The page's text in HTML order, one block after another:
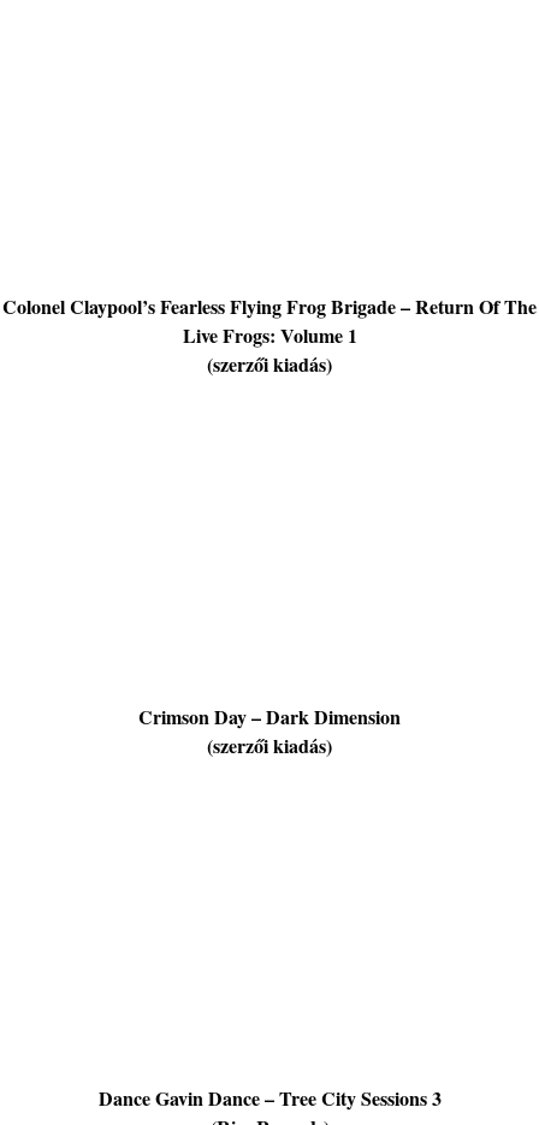
Colonel Claypool’s Fearless Flying Frog Brigade – Return Of The
Live Frogs: Volume 1
(szerzői kiadás)
Crimson Day – Dark Dimension
(szerzői kiadás)
Dance Gavin Dance – Tree City Sessions 3